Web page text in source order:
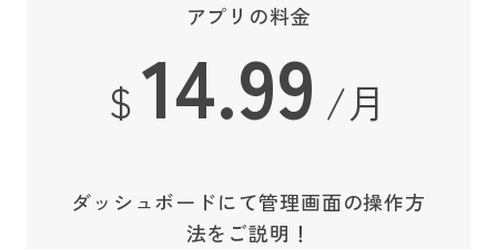
アプリの料金
$14.99 /月
ダッシュボードにて管理画面の操作方
法をご説明！